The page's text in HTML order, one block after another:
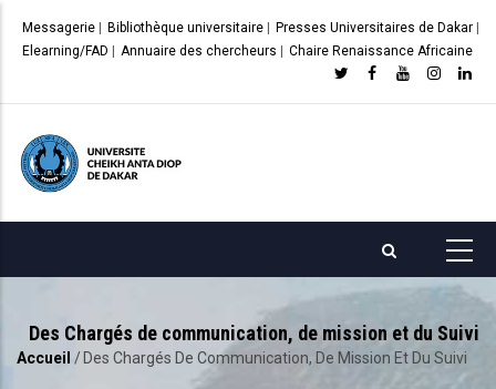
principal
Messagerie Bibliothèque universitaire Presses Universitaires de Dakar
Elearning/FAD
Annuaire des chercheurs Chaire Renaissance Africaine
Des Chargés de communication, de mission et du Suivi
Accueil / Des Chargés De Communication, De Mission Et Du Suivi